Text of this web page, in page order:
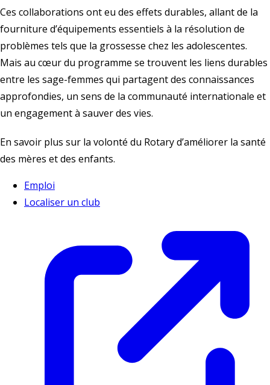
Ces collaborations ont eu des effets durables, allant de la
fourniture d’équipements essentiels à la résolution de
problèmes tels que la grossesse chez les adolescentes.
Mais au cœur du programme se trouvent les liens durables
entre les sage-femmes qui partagent des connaissances
approfondies, un sens de la communauté internationale et
un engagement à sauver des vies.
En savoir plus sur la volonté du Rotary d’améliorer la santé
des mères et des enfants.
Emploi
Localiser un club